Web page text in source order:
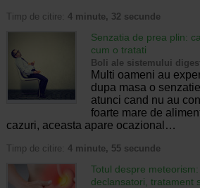
Timp de citire: 4 minute, 32 secunde
Senzatia de prea plin:
cum o tratati
Boli ale sistemului
Multi oameni au
dupa masa o
atunci cand nu au
foarte mare de
cazuri, aceasta apare ocazional…
Timp de citire: 4 minute, 55 secunde
Totul despre
declansatori, tratament